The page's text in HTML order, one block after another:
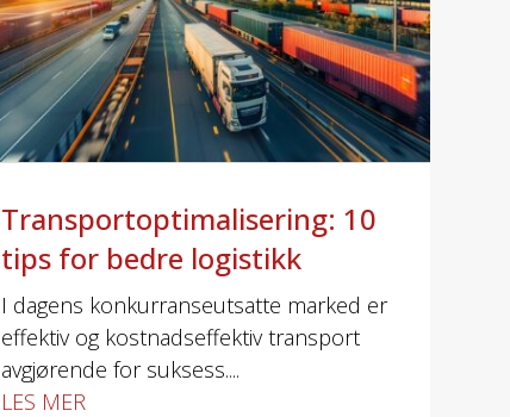
Transportoptimalisering: 10
tips for bedre logistikk
I dagens konkurranseutsatte marked er
effektiv og kostnadseffektiv transport
avgjørende for suksess....
LES MER